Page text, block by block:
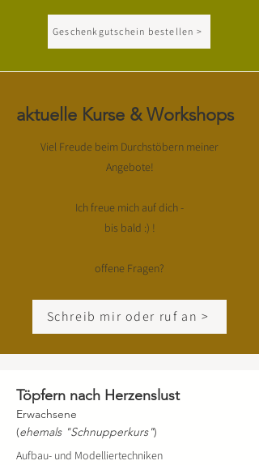
Geschenkgutschein bestellen >
Viel Freude beim Durchstöbern meiner
Angebote!
Ich freue mich auf dich -
bis bald :) !
offene Fragen?
Schreib mir oder ruf an >
aktuelle Kurse & Workshops
Töpfern nach Herzenslust
Erwachsene
(ehemals "Schnupperkurs")
Aufbau- und Modelliertechniken